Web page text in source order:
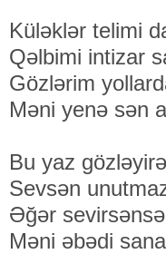
Küləklər telimi
Qəlbimi intizar
Gözlərim
Məni yenə sən
Bu yaz
Sevsən
Əğər
Məni əbədi